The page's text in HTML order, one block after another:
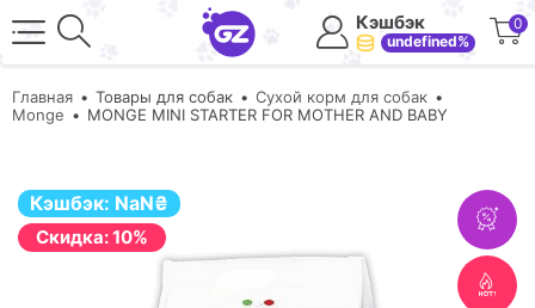
Кэшбэк
undefined%
0
Главная Товары для собак
Сухой корм для собак
Monge
MONGE MINI STARTER FOR MOTHER AND BABY
Кэшбэк: NaN₴
Cкидка: 10%